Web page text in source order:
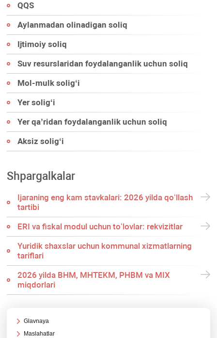
QQS
Aylanmadan olinadigan soliq
Ijtimoiy soliq
Suv resurslaridan foydalanganlik uchun soliq
Mol-mulk soligʻi
Yer soligʻi
Yer qa’ridan foydalanganlik uchun soliq
Aksiz soligʻi
Shpargalkalar
Ijaraning eng kam stavkalari: 2026 yilda qoʻllash
tartibi
ERI va fiskal modul uchun toʻlovlar: rekvizitlar
Yuridik shaхslar uchun kommunal хizmatlarning
tariflari
2026 yilda BHM, MHTEKM, PHBM va MIX
miqdorlari
Glavnaya
Maslahatlar